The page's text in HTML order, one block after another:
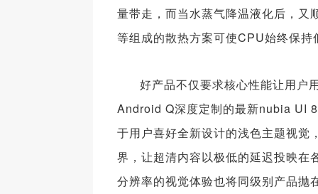
量带走，而当水蒸气降温液化后，又
等组成的散热方案可使CPU始终保
好产品不仅要求核心性能让用户
Android Q深度定制的最新nubia UI
于用户喜好全新设计的浅色主题视觉
界，让超清内容以极低的延迟投映在
分辨率的视觉体验也将同级别产品抛